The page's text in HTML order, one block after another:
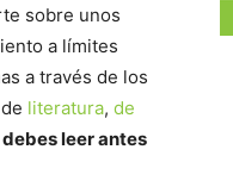
sobre unos
a límites
a través de los
literatura, de
leer antes